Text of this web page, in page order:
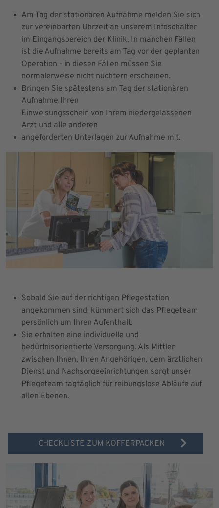
Am Tag der stationären Aufnahme melden Sie sich
zur vereinbarten Uhrzeit an unserem Infoschalter
im Eingangsbereich der Klinik. In manchen Fällen
ist die Aufnahme bereits am Tag vor der geplanten
Operation - in diesen Fällen müssen Sie
normalerweise nicht nüchtern erscheinen.
Bringen Sie spätestens am Tag der stationären
Aufnahme Ihren
Einweisungsschein von Ihrem niedergelassenen
Arzt und alle anderen
angeforderten Unterlagen zur Aufnahme mit.
Sobald Sie auf der richtigen Pflegestation
angekommen sind, kümmert sich das Pflegeteam
persönlich um Ihren Aufenthalt.
Sie erhalten eine individuelle und
bedürfnisorientierte Versorgung. Als Mittler
zwischen Ihnen, Ihren Angehörigen, dem ärztlichen
Dienst und Nachsorgeeinrichtungen sorgt unser
Pflegeteam tagtäglich für reibungslose Abläufe auf
allen Ebenen.
CHECKLISTE ZUM KOFFERPACKEN